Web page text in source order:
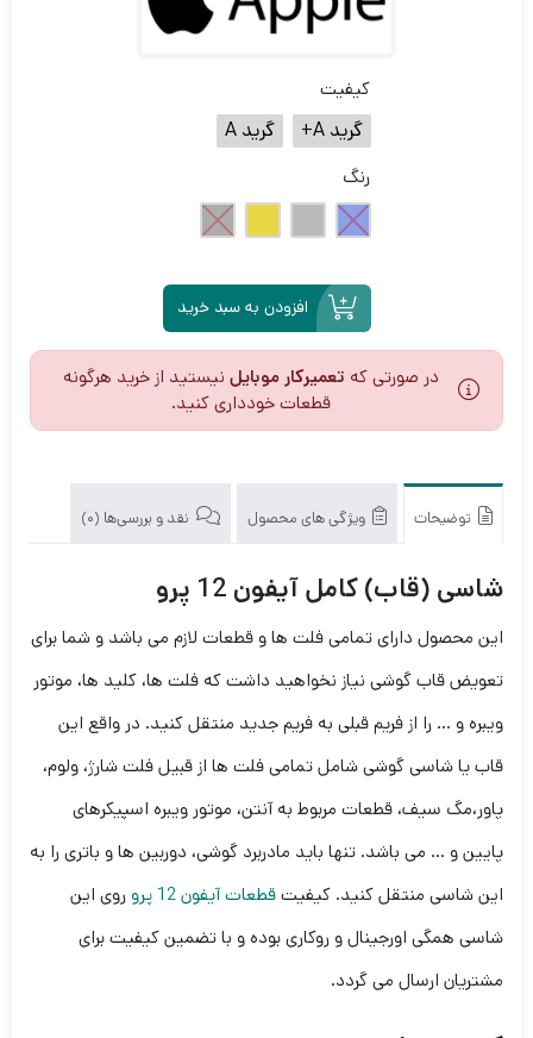
کیفیت
گرید A+ گرید A
رنگ
افزودن به سبد خرید
در صورتی که تعمیرکار موبایل نیستید از خرید هرگونه
قطعات خودداری کنید.
توضیحات ویژگی های محصول نقد و بررسی‌ها (0)
شاسی (قاب) کامل آیفون 12 پرو
این محصول دارای تمامی فلت ها و قطعات لازم می باشد و شما برای
تعویض قاب گوشی نیاز نخواهید داشت که فلت ها، کلید ها، موتور
ویبره و … را از فریم قبلی به فریم جدید منتقل کنید. در واقع این
قاب یا شاسی گوشی شامل تمامی فلت ها از قبیل فلت شارژ، ولوم،
پاور،مگ سیف، قطعات مربوط به آنتن، موتور ویبره اسپیکرهای
پایین و … می باشد. تنها باید مادربرد گوشی، دوربین ها و باتری را به
این شاسی منتقل کنید. کیفیتقطعات آیفون 12 پرو
روی این
شاسی همگی اورجینال و روکاری بوده و با تضمین کیفیت برای
مشتریان ارسال می گردد.